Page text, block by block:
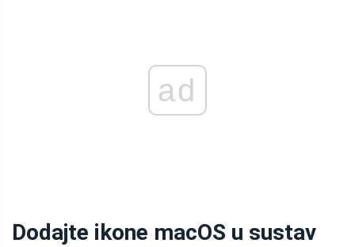
ad
Dodajte ikone macOS u sustav